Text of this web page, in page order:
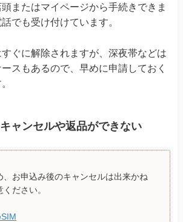
またはマイページから手続きできま
でも受け付けています。
ぐに解除されますが、深夜帯などは
スもあるので、早めに申請しておく
ャンセルや返品ができない
、お申込み後のキャンセルは出来かね
ださい。